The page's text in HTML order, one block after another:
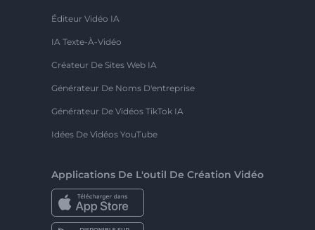
Éditeur Vidéo IA
IA Texte-À-Vidéo
Créateur De Sites Web IA
Générateur De Noms D'entreprise
Générateur De Vidéos TikTok IA
Idées De Vidéos YouTube
Applications De L'outil De Création Vidéo